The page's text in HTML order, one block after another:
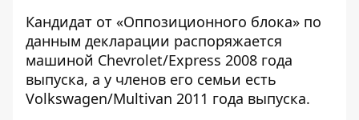
Кандидат от «Оппозиционного блока» по
данным декларации распоряжается
машиной Chevrolet/Express 2008 года
выпуска, а у членов его семьи есть
Volkswagen/Multivan 2011 года выпуска.